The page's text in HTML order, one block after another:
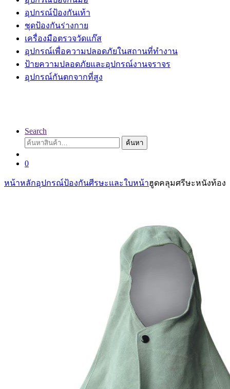
อุปกรณ์ป้องกันเท้า
ชุดป้องกันร่างกาย
เครื่องมือตรวจวัดแก๊ส
อุปกรณ์เพื่อความปลอดภัยในสถานที่ทำงาน
ป้ายความปลอดภัยและอุปกรณ์งานจราจร
อุปกรณ์กันตกจากที่สูง
Search
ค้นหา:
ค้นหา
0
หน้าหลักอุปกรณ์ป้องกันศีรษะและใบหน้าฮูดคลุมศรีษะหนังท้อง